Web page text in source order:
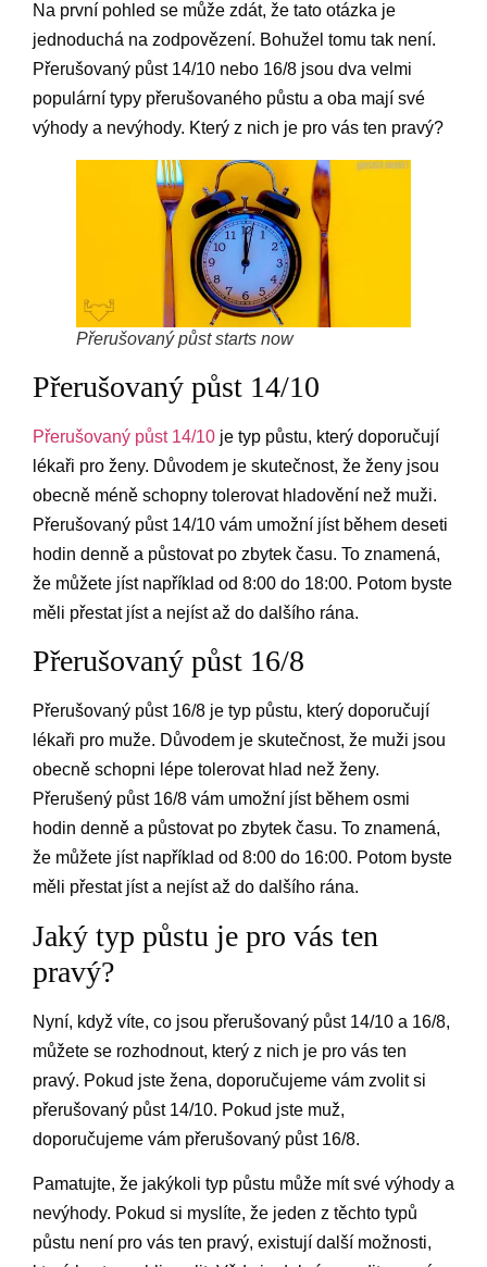
Na první pohled se může zdát, že tato otázka je
jednoduchá na zodpovězení. Bohužel tomu tak není.
Přerušovaný půst 14/10 nebo 16/8 jsou dva velmi
populární typy přerušovaného půstu a oba mají své
výhody a nevýhody. Který z nich je pro vás ten pravý?
Přerušovaný půst starts now
Přerušovaný půst 14/10
Přerušovaný půst 14/10 je typ půstu, který doporučují
lékaři pro ženy. Důvodem je skutečnost, že ženy jsou
obecně méně schopny tolerovat hladovění než muži.
Přerušovaný půst 14/10 vám umožní jíst během deseti
hodin denně a půstovat po zbytek času. To znamená,
že můžete jíst například od 8:00 do 18:00. Potom byste
měli přestat jíst a nejíst až do dalšího rána.
Přerušovaný půst 16/8
Přerušovaný půst 16/8 je typ půstu, který doporučují
lékaři pro muže. Důvodem je skutečnost, že muži jsou
obecně schopni lépe tolerovat hlad než ženy.
Přerušený půst 16/8 vám umožní jíst během osmi
hodin denně a půstovat po zbytek času. To znamená,
že můžete jíst například od 8:00 do 16:00. Potom byste
měli přestat jíst a nejíst až do dalšího rána.
Jaký typ půstu je pro vás ten
pravý?
Nyní, když víte, co jsou přerušovaný půst 14/10 a 16/8,
můžete se rozhodnout, který z nich je pro vás ten
pravý. Pokud jste žena, doporučujeme vám zvolit si
přerušovaný půst 14/10. Pokud jste muž,
doporučujeme vám přerušovaný půst 16/8.
Pamatujte, že jakýkoli typ půstu může mít své výhody a
nevýhody. Pokud si myslíte, že jeden z těchto typů
půstu není pro vás ten pravý, existují další možnosti,